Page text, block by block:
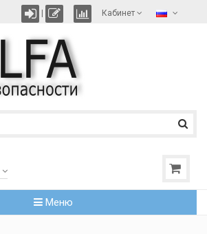
Кабинет
Меню